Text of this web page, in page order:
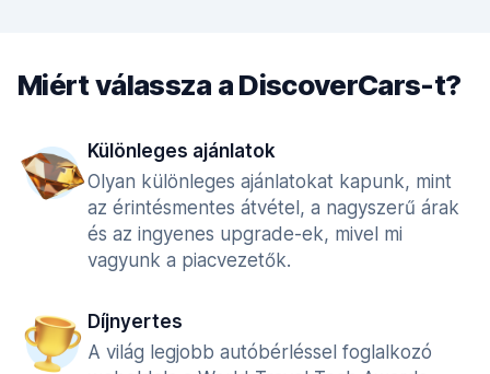
Miért válassza a DiscoverCars-t?
Különleges ajánlatok
Olyan különleges ajánlatokat kapunk, mint
az érintésmentes átvétel, a nagyszerű árak
és az ingyenes upgrade-ek, mivel mi
vagyunk a piacvezetők.
Díjnyertes
A világ legjobb autóbérléssel foglalkozó